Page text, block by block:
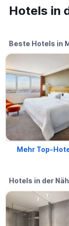
Hotels in
Beste Hotels in
Mehr Top-
Hotels in der